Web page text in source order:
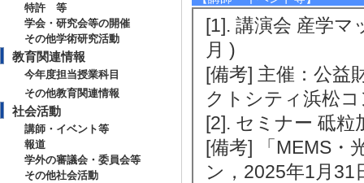
特許 等
学会・研究会等の開催
その他学術研究活動
教育関連情報
今年度担当授業科目
その他教育関連情報
社会活動
講師・イベント等
報道
学外の審議会・委員会等
その他社会活動
[1]. 講演会 産学
月 )
[備考] 主催：公益
クトシティ浜松
[2]. セミナー 砥
[備考] 「MEMS・
ン，2025年1月31